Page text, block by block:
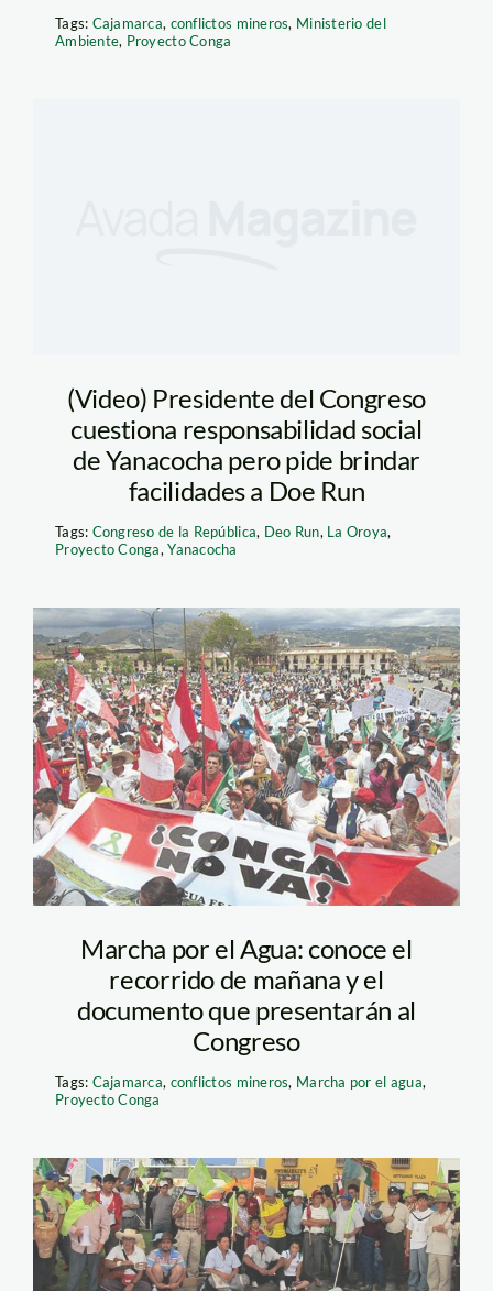
Tags: Cajamarca, conflictos mineros, Ministerio del
Ambiente, Proyecto Conga
(Video) Presidente del Congreso
cuestiona responsabilidad social
de Yanacocha pero pide brindar
facilidades a Doe Run
Tags: Congreso de la República, Deo Run, La Oroya,
Proyecto Conga,Yanacocha
marcha_agua_diario16
Marcha por el Agua: conoce el
recorrido de mañana y el
documento que presentarán al
Congreso
Tags: Cajamarca, conflictos mineros, Marcha por el agua,
Proyecto Conga
conga_lamula